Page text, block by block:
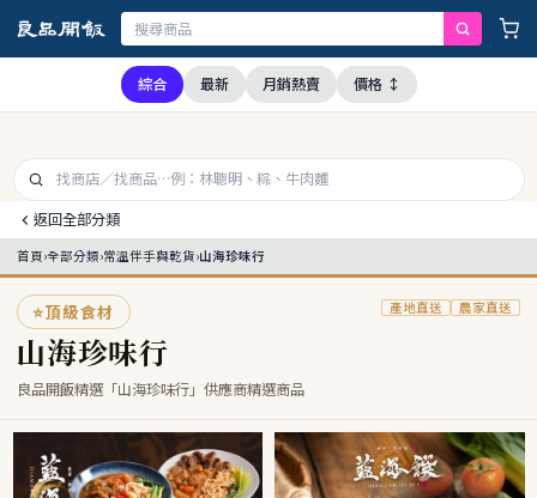
公司全品項與上游供應商均未採用問題油品，請安心購買食用
綜合 最新 月銷熱賣 價格 ↕
返回全部分類
首頁›全部分類›常溫伴手與乾貨›山海珍味行
⭐頂級食材
山海珍味行
良品開飯精選「山海珍味行」供應商精選商品
產地直送 農家直送